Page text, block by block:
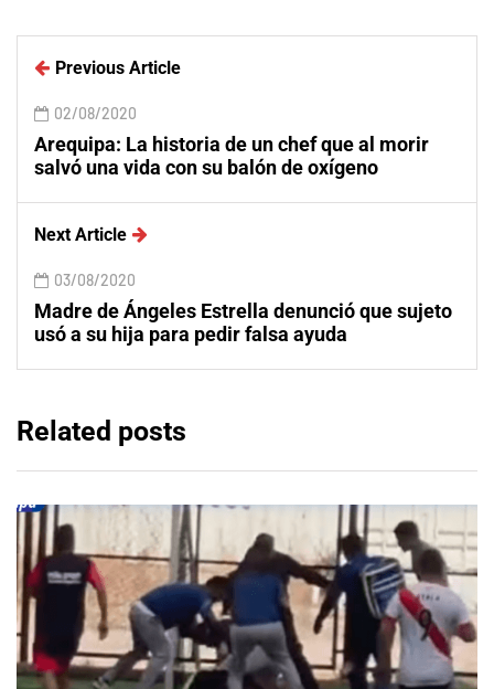
Previous Article
02/08/2020
Arequipa: La historia de un chef que al morir
salvó una vida con su balón de oxígeno
Next Article
03/08/2020
Madre de Ángeles Estrella denunció que sujeto
usó a su hija para pedir falsa ayuda
Related posts